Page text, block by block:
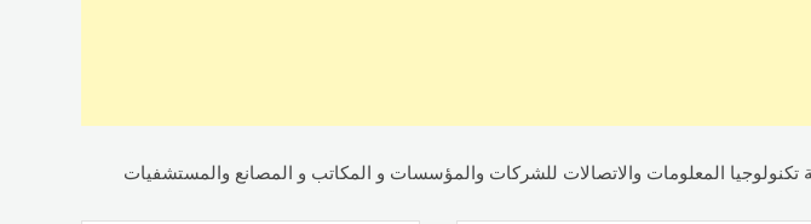
تكنولوجيا المعلومات والاتصالات للشركات والمؤسسات و المكاتب و المصانع والمستشفيات